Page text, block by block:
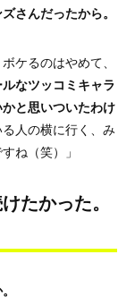
さんだったから。
ケるのはやめて、
なツッコミキャラ
と思いついたわけ
人の横に行く、み
ね（笑）」
たかった。